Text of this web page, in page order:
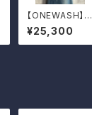
【ONEWASH】綿
麻ベーシックシ
ャツ
¥25,300